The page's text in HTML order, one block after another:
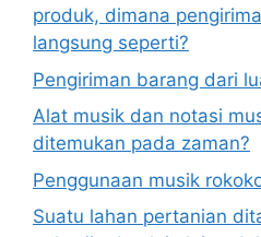
produk, dimana
langsung seperti?
Pengiriman barang dari
Alat musik dan notasi
ditemukan pada zaman?
Penggunaan musik
Suatu lahan pertanian